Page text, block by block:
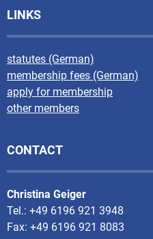
LINKS
statutes (German)
membership fees (German)
apply for membership
other members
CONTACT
Christina Geiger
Tel.: +49 6196 921 3948
Fax: +49 6196 921 8083